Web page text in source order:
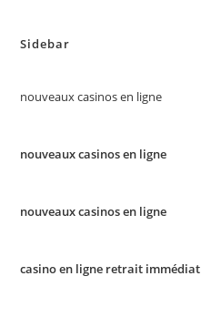
Sidebar
nouveaux casinos en ligne
nouveaux casinos en ligne
nouveaux casinos en ligne
casino en ligne retrait immédiat